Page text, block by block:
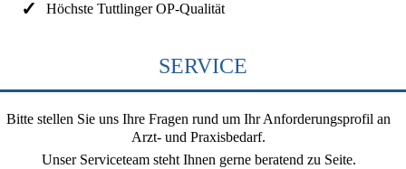
Höchste Tuttlinger OP-Qualität
SERVICE
Bitte stellen Sie uns Ihre Fragen rund um Ihr Anforderungsprofil an
Arzt- und Praxisbedarf.
Unser Serviceteam steht Ihnen gerne beratend zu Seite.